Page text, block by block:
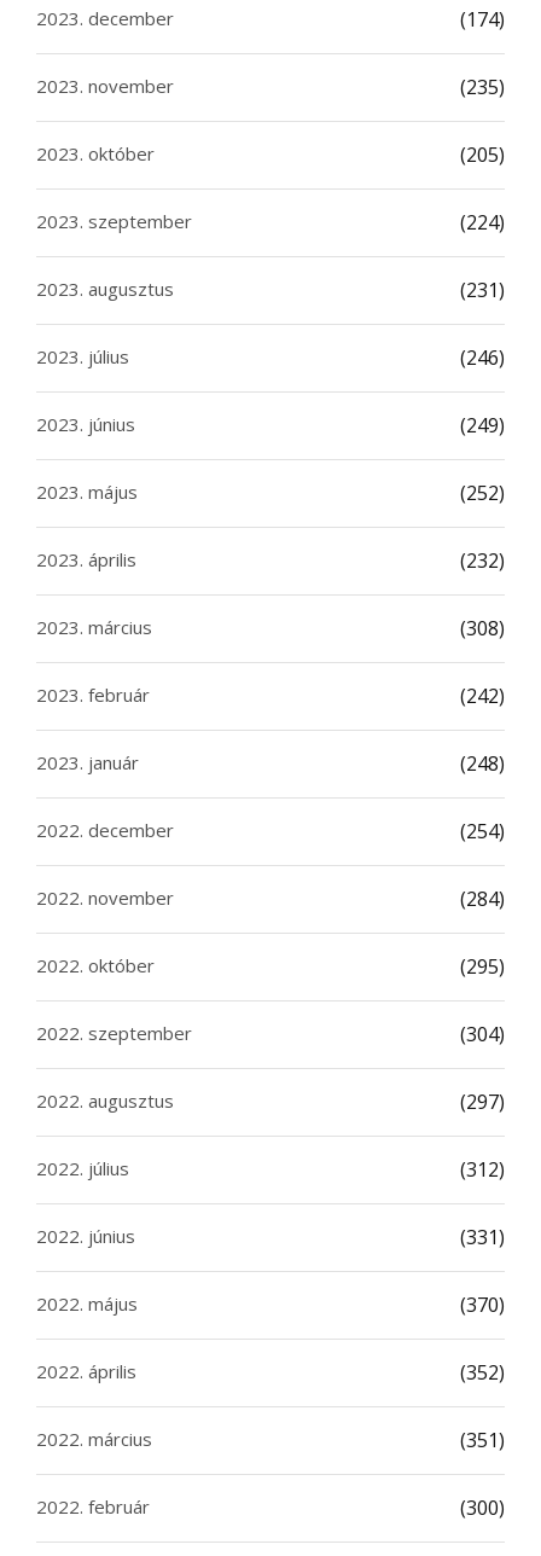
2023. december (174)
2023. november (235)
2023. október (205)
2023. szeptember (224)
2023. augusztus (231)
2023. július (246)
2023. június (249)
2023. május (252)
2023. április (232)
2023. március (308)
2023. február (242)
2023. január (248)
2022. december (254)
2022. november (284)
2022. október (295)
2022. szeptember (304)
2022. augusztus (297)
2022. július (312)
2022. június (331)
2022. május (370)
2022. április (352)
2022. március (351)
2022. február (300)